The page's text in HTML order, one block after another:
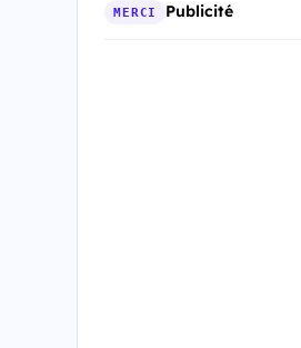
MERCI Publicité